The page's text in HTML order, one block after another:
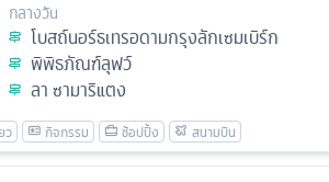
กลางวัน
โบสถ์นอร์ธเทรอดามกรุงลักเซมเบิร์ก
พิพิธภัณฑ์ลุฟว์
ลา ซามาริแตง